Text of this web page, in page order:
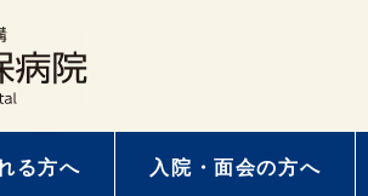
る方へ 入院・面会の方へ